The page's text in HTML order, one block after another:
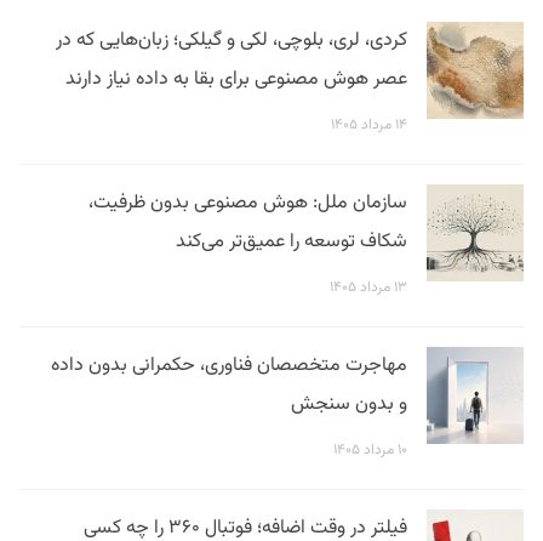
کردی، لری، بلوچی، لکی و گیلکی؛ زبان‌هایی که در
عصر هوش مصنوعی برای بقا به داده نیاز دارند
۱۴ مرداد ۱۴۰۵
سازمان ملل: هوش مصنوعی بدون ظرفیت،
شکاف توسعه را عمیق‌تر می‌کند
۱۳ مرداد ۱۴۰۵
مهاجرت متخصصان فناوری، حکمرانی بدون داده
و بدون سنجش
۱۰ مرداد ۱۴۰۵
فیلتر در وقت اضافه؛ فوتبال ۳۶۰ را چه کسی